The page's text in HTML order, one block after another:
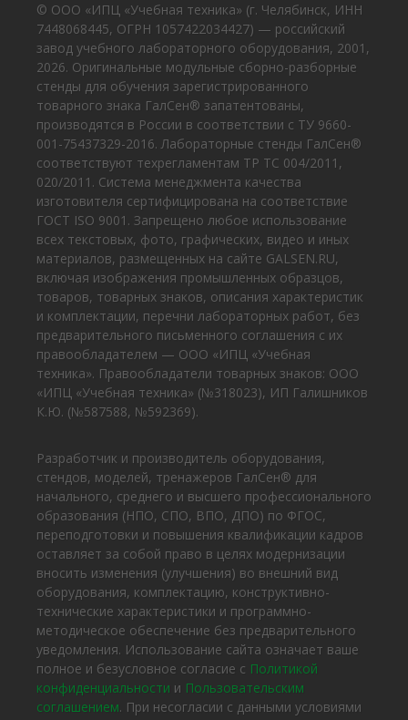
© ООО «ИПЦ «Учебная техника» (г. Челябинск, ИНН
7448068445, ОГРН 1057422034427) — российский
завод учебного лабораторного оборудования, 2001,
2026. Оригинальные модульные сборно-разборные
стенды для обучения зарегистрированного
товарного знака ГалСен® запатентованы,
производятся в России в соответствии с ТУ 9660-
001-75437329-2016. Лабораторные стенды ГалСен®
соответствуют техрегламентам ТР ТС 004/2011,
020/2011. Система менеджмента качества
изготовителя сертифицирована на соответствие
ГОСТ ISO 9001. Запрещено любое использование
всех текстовых, фото, графических, видео и иных
материалов, размещенных на сайте GALSEN.RU,
включая изображения промышленных образцов,
товаров, товарных знаков, описания характеристик
и комплектации, перечни лабораторных работ, без
предварительного письменного соглашения с их
правообладателем — ООО «ИПЦ «Учебная
техника». Правообладатели товарных знаков: ООО
«ИПЦ «Учебная техника» (№318023), ИП Галишников
К.Ю. (№587588, №592369).
Разработчик и производитель оборудования,
стендов, моделей, тренажеров ГалСен® для
начального, среднего и высшего профессионального
образования (НПО, СПО, ВПО, ДПО) по ФГОС,
переподготовки и повышения квалификации кадров
оставляет за собой право в целях модернизации
вносить изменения (улучшения) во внешний вид
оборудования, комплектацию, конструктивно-
технические характеристики и программно-
методическое обеспечение без предварительного
уведомления. Использование сайта означает ваше
полное и безусловное согласие с Политикой
конфиденциальности и Пользовательским
соглашением. При несогласии с данными условиями